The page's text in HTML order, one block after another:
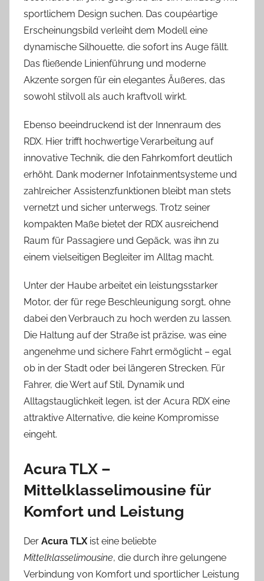
sportlichem Design suchen. Das coupéartige
Erscheinungsbild verleiht dem Modell eine
dynamische Silhouette, die sofort ins Auge fällt.
Das fließende Linienführung und moderne
Akzente sorgen für ein elegantes Äußeres, das
sowohl stilvoll als auch kraftvoll wirkt.
Ebenso beeindruckend ist der Innenraum des
RDX. Hier trifft hochwertige Verarbeitung auf
innovative Technik, die den Fahrkomfort deutlich
erhöht. Dank moderner Infotainmentsysteme und
zahlreicher Assistenzfunktionen bleibt man stets
vernetzt und sicher unterwegs. Trotz seiner
kompakten Maße bietet der RDX ausreichend
Raum für Passagiere und Gepäck, was ihn zu
einem vielseitigen Begleiter im Alltag macht.
Unter der Haube arbeitet ein leistungsstarker
Motor, der für rege Beschleunigung sorgt, ohne
dabei den Verbrauch zu hoch werden zu lassen.
Die Haltung auf der Straße ist präzise, was eine
angenehme und sichere Fahrt ermöglicht – egal
ob in der Stadt oder bei längeren Strecken. Für
Fahrer, die Wert auf Stil, Dynamik und
Alltagstauglichkeit legen, ist der Acura RDX eine
attraktive Alternative, die keine Kompromisse
eingeht.
Acura TLX –
Mittelklasselimousine für
Komfort und Leistung
Der Acura TLXist eine beliebte
Mittelklasselimousine, die durch ihre gelungene
Verbindung von Komfort und sportlicher Leistung